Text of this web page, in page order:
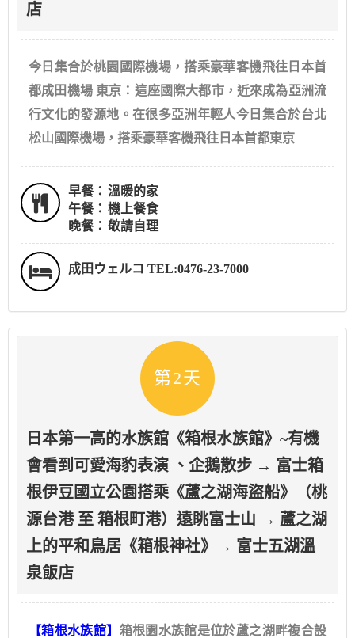
店
今日集合於桃園國際機場，搭乘豪華客機飛往日本首
都成田機場 東京：這座國際大都市，近來成為亞洲流
行文化的發源地。在很多亞洲年輕人今日集合於台北
松山國際機場，搭乘豪華客機飛往日本首都東京
早餐： 溫暖的家
午餐： 機上餐食
晚餐： 敬請自理
成田ウェルコ TEL:0476-23-7000
第2天
日本第一高的水族館《箱根水族館》~有機
會看到可愛海豹表演 、企鵝散步 → 富士箱
根伊豆國立公園搭乘《蘆之湖海盜船》（桃
源台港 至 箱根町港）遠眺富士山 → 蘆之湖
上的平和鳥居《箱根神社》→ 富士五湖溫
泉飯店
【箱根水族館】 箱根園水族館是位於蘆之湖畔複合設